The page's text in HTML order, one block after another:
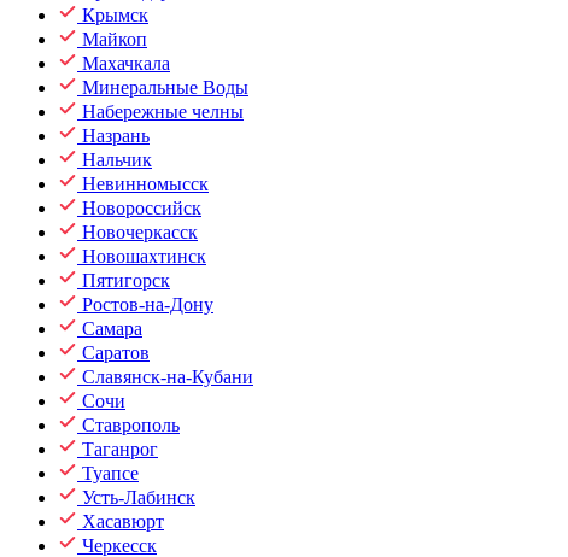
Крымск
Майкоп
Махачкала
Минеральные Воды
Набережные челны
Назрань
Нальчик
Невинномысск
Новороссийск
Новочеркасск
Новошахтинск
Пятигорск
Ростов-на-Дону
Самара
Саратов
Славянск-на-Кубани
Сочи
Ставрополь
Таганрог
Туапсе
Усть-Лабинск
Хасавюрт
Черкесск